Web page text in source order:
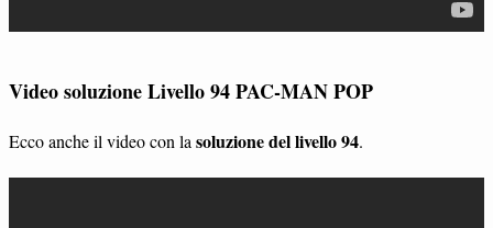
Video soluzione Livello 94 PAC-MAN POP
Ecco anche il video con la soluzione del livello 94.